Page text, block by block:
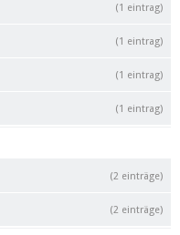
(1 eintrag)
(1 eintrag)
(1 eintrag)
(1 eintrag)
(2 einträge)
(2 einträge)